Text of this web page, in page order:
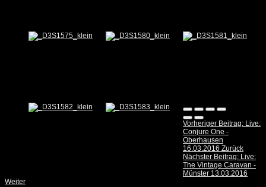
Vorheriger Beitrag: Live:
Conjure One -
Oberhausen
16.03.2016 Zurück
Nächster Beitrag: Live:
The Vintage Caravan -
Münster 13.03.2016
Weiter